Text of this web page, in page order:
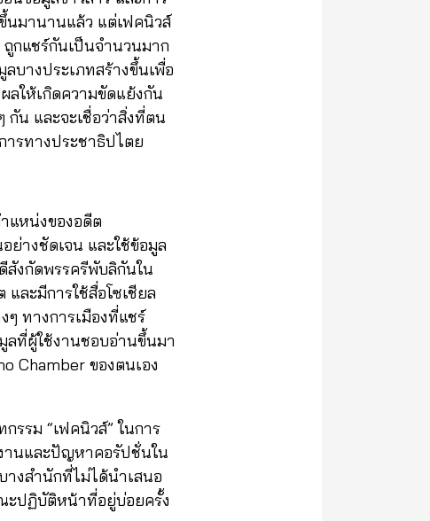
นมานานแล้ว แต่เฟคนิวส์
ถูกแชร์กันเป็นจำนวนมาก
บางประเภทสร้างขึ้นเพื่อ
ลให้เกิดความขัดแย้งกัน
กัน และจะเชื่อว่าสิ่งที่ตน
ารทางประชาธิปไตย
แหน่งของอดีต
ย่างชัดเจน และใช้ข้อมูล
สังกัดพรรครีพับลิกันใน
ละมีการใช้สื่อโซเชียล
ๆ ทางการเมืองที่แชร์
ลที่ผู้ใช้งานชอบอ่านขึ้นมา
Chamber ของตนเอง
รรม “เฟคนิวส์” ในการ
านและปัญหาคอรัปชั่นใน
างสำนักที่ไม่ได้นำเสนอ
ะปฏิบัติหน้าที่อยู่บ่อยครั้ง